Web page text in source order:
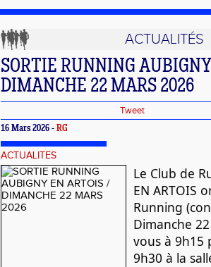
ACTUALITÉS
SORTIE RUNNING
DIMANCHE 22 MARS 2026
Tweet
16 Mars 2026 - RG
ACTUALITES
Le Club de
EN ARTOIS
Running
Dimanche
vous à 9h15
9h30 à la